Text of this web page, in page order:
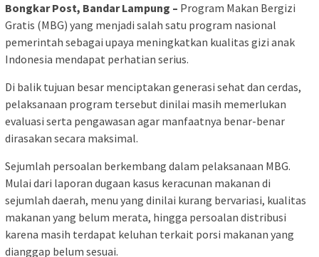
Bongkar Post, Bandar Lampung – Program Makan Bergizi
Gratis (MBG) yang menjadi salah satu program nasional
pemerintah sebagai upaya meningkatkan kualitas gizi anak
Indonesia mendapat perhatian serius.
Di balik tujuan besar menciptakan generasi sehat dan cerdas,
pelaksanaan program tersebut dinilai masih memerlukan
evaluasi serta pengawasan agar manfaatnya benar-benar
dirasakan secara maksimal.
Sejumlah persoalan berkembang dalam pelaksanaan MBG.
Mulai dari laporan dugaan kasus keracunan makanan di
sejumlah daerah, menu yang dinilai kurang bervariasi, kualitas
makanan yang belum merata, hingga persoalan distribusi
karena masih terdapat keluhan terkait porsi makanan yang
dianggap belum sesuai.